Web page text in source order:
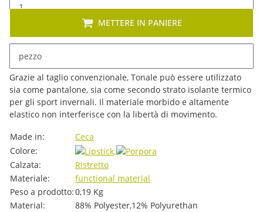
pezzo
METTERE IN PANIERE
Descrizione
Grazie al taglio convenzionale, Tonale può essere utilizzato
sia come pantalone, sia come secondo strato isolante termico
per gli sport invernali. Il materiale morbido e altamente
elastico non interferisce con la libertà di movimento.
#productDetails.itemInformation#
#productDetails.itemValue#
Made in:
Ceca
Colore:
Calzata:
Ristretto
Materiale:
functional material
Peso a prodotto:0,19 Kg
Material:
88% Polyester,12% Polyurethan